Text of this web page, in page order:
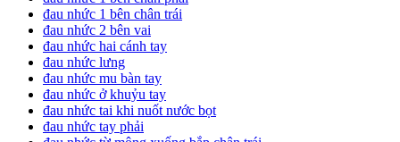
đau nhức 1 bên chân trái
đau nhức 2 bên vai
đau nhức hai cánh tay
đau nhức lưng
đau nhức mu bàn tay
đau nhức ở khuỷu tay
đau nhức tai khi nuốt nước bọt
đau nhức tay phải